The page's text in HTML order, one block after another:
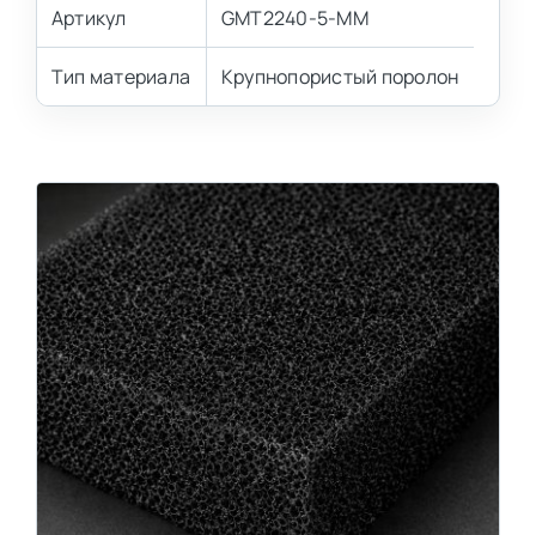
Артикул GMT2240-5-MM
Тип материала Крупнопористый поролон